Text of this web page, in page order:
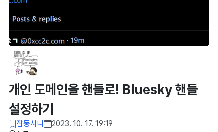
개인 도메인을 핸들로! Bluesky 핸들
설정하기
잡동사니
2023. 10. 17. 19:19